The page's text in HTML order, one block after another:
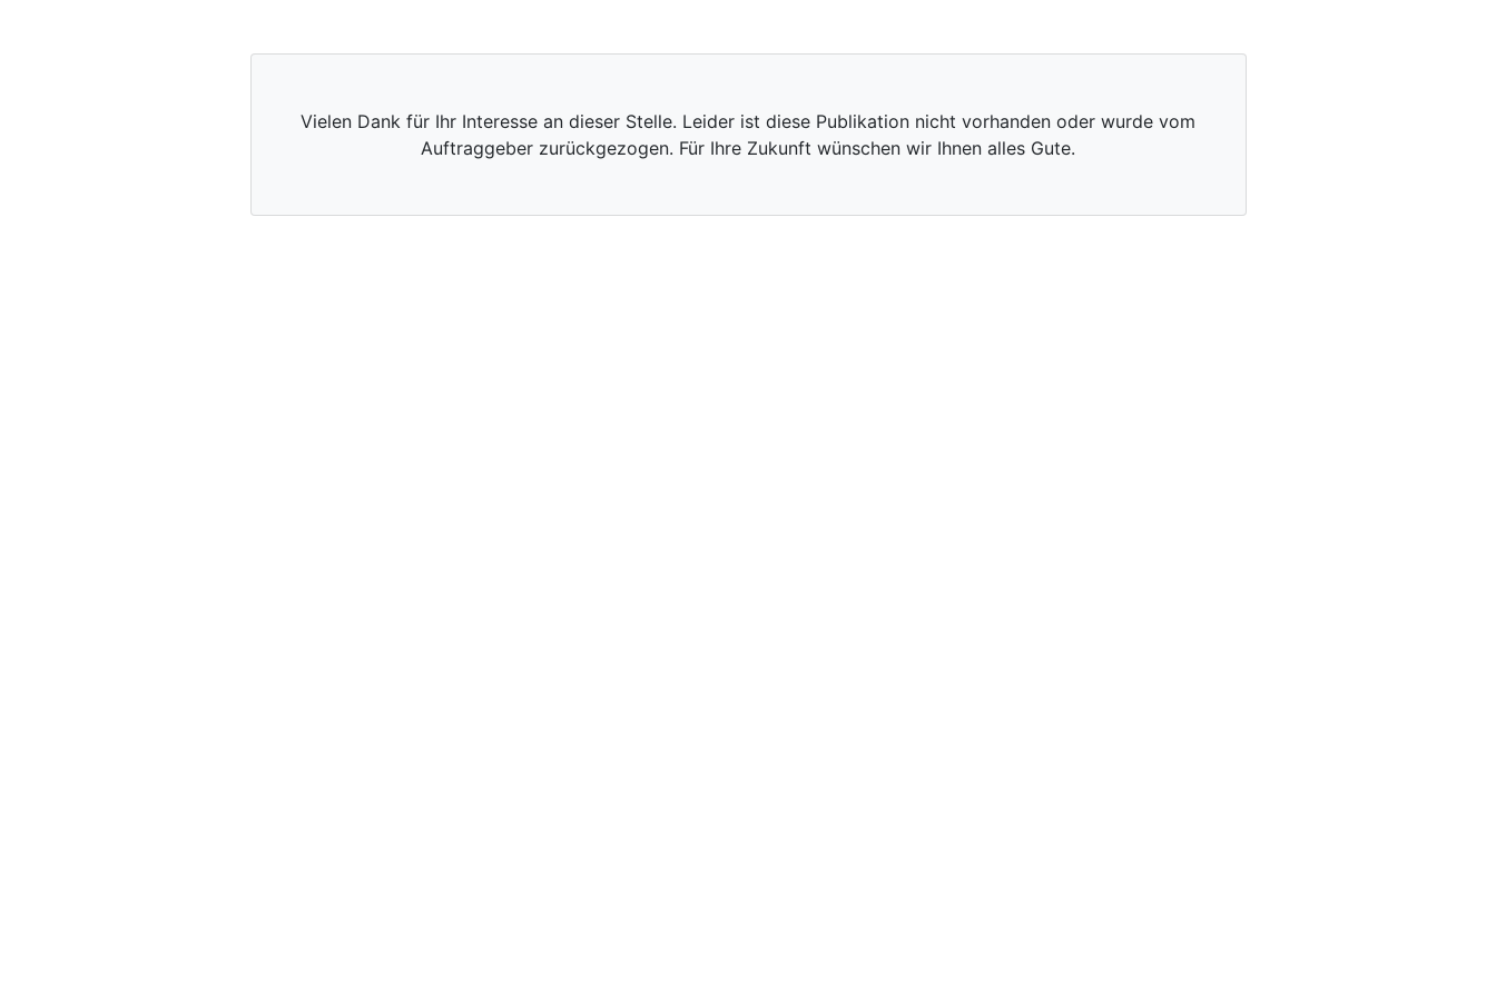
Vielen Dank für Ihr Interesse an dieser Stelle. Leider ist diese Publikation nicht vorhanden oder wurde vom
Auftraggeber zurückgezogen. Für Ihre Zukunft wünschen wir Ihnen alles Gute.